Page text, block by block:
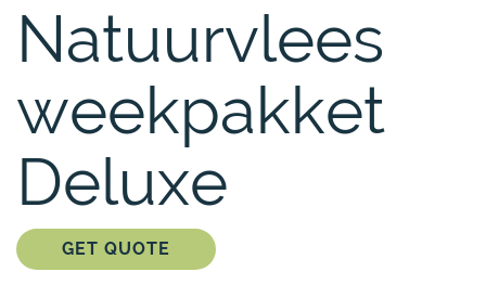
Natuurvlees
weekpakket
Deluxe
GET QUOTE